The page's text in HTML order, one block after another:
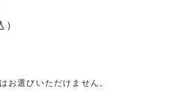
お選びいただけません。